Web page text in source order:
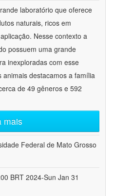
laboratório que oferece
naturais, ricos em
Nesse contexto a
possuem uma grande
inexploradas com esse
destacamos a família
de 49 gêneros e 592
mais
Federal de Mato Grosso
BRT 2024-Sun Jan 31